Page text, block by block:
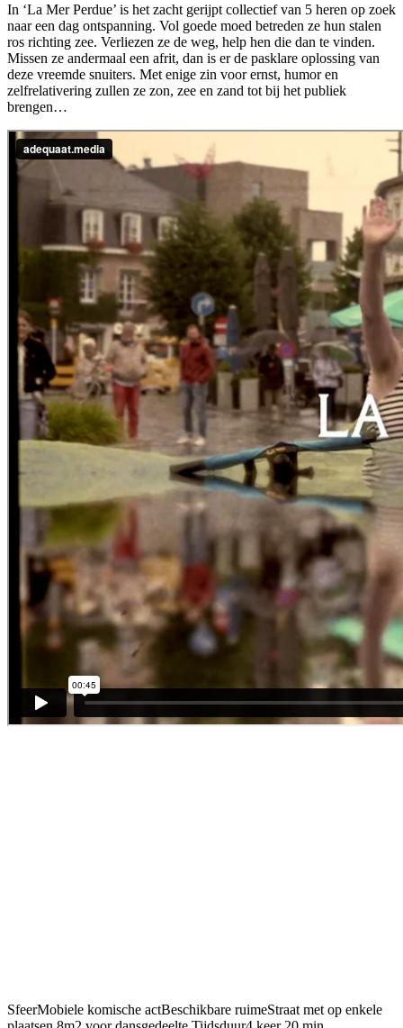
In ‘La Mer Perdue’ is het zacht gerijpt collectief van 5 heren op zoek
naar een dag ontspanning. Vol goede moed betreden ze hun stalen
ros richting zee. Verliezen ze de weg, help hen die dan te vinden.
Missen ze andermaal een afrit, dan is er de pasklare oplossing van
deze vreemde snuiters. Met enige zin voor ernst, humor en
zelfrelativering zullen ze zon, zee en zand tot bij het publiek
brengen…
SfeerMobiele komische actBeschikbare ruimeStraat met op enkele